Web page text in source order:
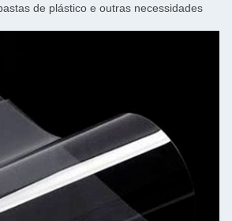
de plástico e outras necessidades